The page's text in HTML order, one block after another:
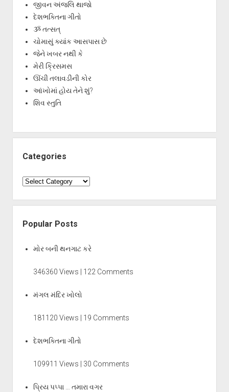
જીવન અંજલિ થાજો
દેશભક્તિના ગીતો
ૐ તત્સત્
ચોમાસું ક્યાંક આસપાસ છે
જેને ખબર નથી કે
મેરી ક્રિસમસ
ઊંચી તલાવડીની કોર
આંખોમાં હોય તેને શું?
શિવ સ્તુતિ
Categories
Categories
Popular Posts
મોર બની થનગાટ કરે
346360 Views | 122 Comments
મંગલ મંદિર ખોલો
181120 Views | 19 Comments
દેશભક્તિના ગીતો
109911 Views | 30 Comments
પ્રિય પપ્પા … તમારા વગર